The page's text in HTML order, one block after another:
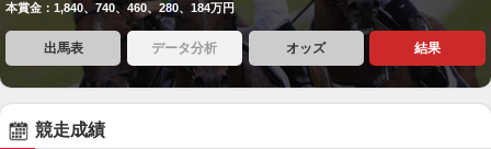
本賞金：1,840、740、460、280、184万円
出馬表 データ分析 オッズ 結果
競走成績